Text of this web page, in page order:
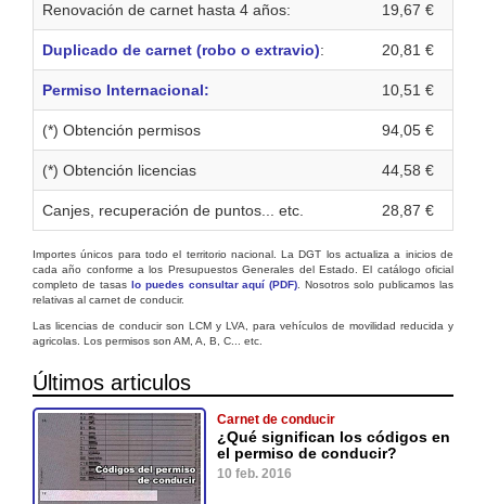
Renovación de carnet hasta 4 años: 19,67 €
Duplicado de carnet (robo o extravio): 20,81 €
Permiso Internacional: 10,51 €
(*) Obtención permisos 94,05 €
(*) Obtención licencias 44,58 €
Canjes, recuperación de puntos... etc. 28,87 €
Importes únicos para todo el territorio nacional. La DGT los actualiza a inicios de
cada año conforme a los Presupuestos Generales del Estado. El catálogo oficial
completo de tasas lo puedes consultar aquí (PDF) . Nosotros solo publicamos las
relativas al carnet de conducir.
Las licencias de conducir son LCM y LVA, para vehículos de movilidad reducida y
agricolas. Los permisos son AM, A, B, C... etc.
Últimos articulos
Carnet de conducir
¿Qué significan los códigos en
el permiso de conducir?
10 feb. 2016